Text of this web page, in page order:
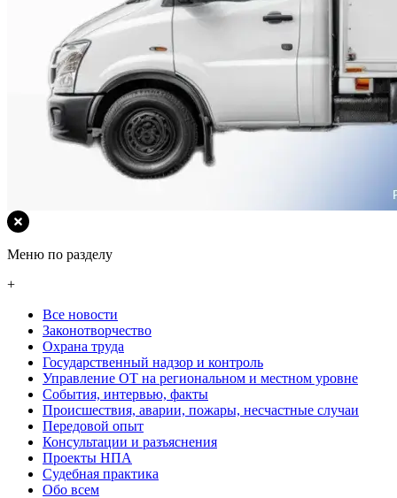
Меню по разделу
+
Все новости
Законотворчество
Охрана труда
Государственный надзор и контроль
Управление ОТ на региональном и местном уровне
События, интервью, факты
Происшествия, аварии, пожары, несчастные случаи
Передовой опыт
Консультации и разъяснения
Проекты НПА
Судебная практика
Обо всем